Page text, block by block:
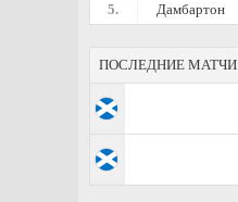
5.
Дамбартон
ПОСЛЕДНИЕ МАТЧИ